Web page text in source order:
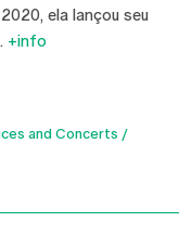
ela lançou seu
+info
and Concerts